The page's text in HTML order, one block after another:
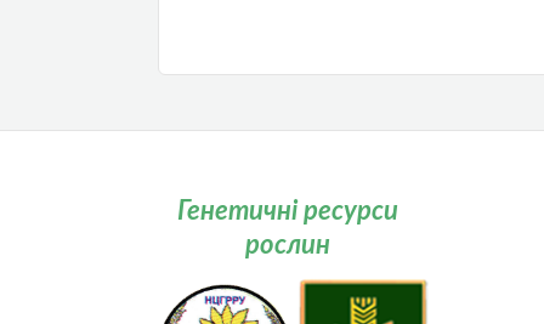
Генетичні ресурси
рослин